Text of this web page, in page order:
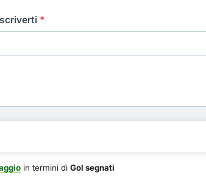
*
in termini diGol segnati